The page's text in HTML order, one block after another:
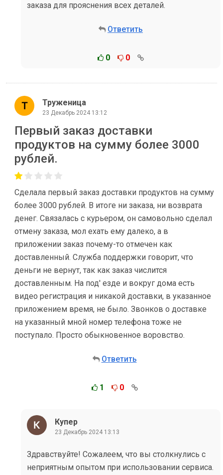
заказа для прояснения всех деталей.
Ответить
0 0
Труженица
23 Декабрь 2024 13:12
Первый заказ доставки
продуктов на сумму более 3000
рублей.
Сделала первый заказ доставки продуктов на сумму
более 3000 рублей. В итоге ни заказа, ни возврата
денег. Связалась с курьером, он самовольно сделал
отмену заказа, мол ехать ему далеко, а в
приложении заказ почему-то отмечен как
доставленный. Служба поддержки говорит, что
деньги не вернут, так как заказ числится
доставленным. На под' езде и вокруг дома есть
видео регистрация и никакой доставки, в указанное
приложением время, не было. Звонков о доставке
на указанный мной номер телефона тоже не
поступало. Просто обыкновенное воровство.
Ответить
1 0
Купер
23 Декабрь 2024 13:13
Здравствуйте! Сожалеем, что вы столкнулись с
неприятным опытом при использовании сервиса.